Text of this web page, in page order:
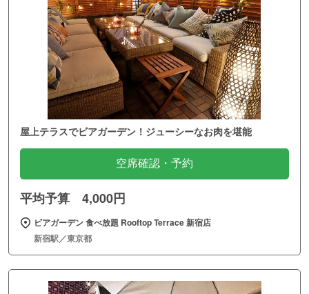
屋上テラスでビアガーデン！ジューシーなお肉を堪能
空席確認・予約
平均予算 4,000円
ビアガーデン 食べ放題 Rooftop Terrace 新宿店
新宿駅／東京都